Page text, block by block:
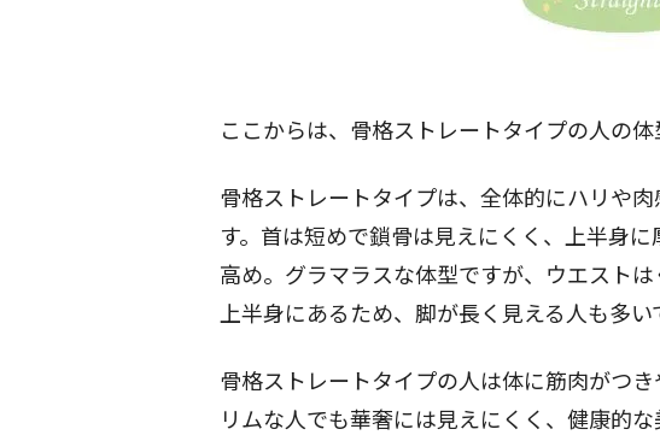
ここからは、骨格ストレートタイプの人の体
骨格ストレートタイプは、全体的にハリや
す。首は短めで鎖骨は見えにくく、上半身
高め。グラマラスな体型ですが、ウエスト
上半身にあるため、脚が長く見える人も多い
骨格ストレートタイプの人は体に筋肉がつ
リムな人でも華奢には見えにくく、健康的な